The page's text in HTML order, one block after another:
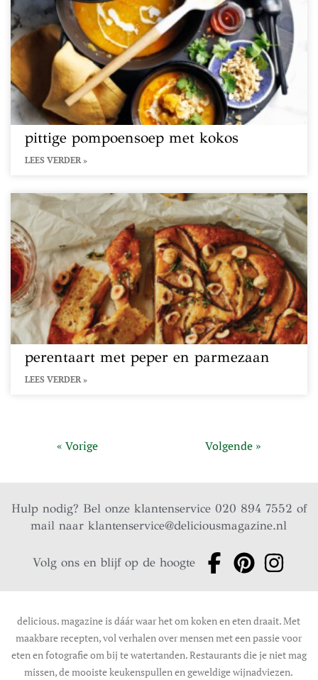
pittige pompoensoep met kokos
LEES VERDER »
perentaart met peper en parmezaan
LEES VERDER »
« Vorige Volgende »
Hulp nodig? Bel onze klantenservice 020 894 7552 of
mail naarklantenservice@deliciousmagazine.nl
Volg ons en blijf op de hoogte
delicious. magazine is dáár waar het om koken en eten draait. Met
maakbare recepten, vol verhalen over mensen met een passie voor
eten en fotografie om bij te watertanden. Restaurants die je niet mag
missen, de mooiste keukenspullen en geweldige wijnadviezen.